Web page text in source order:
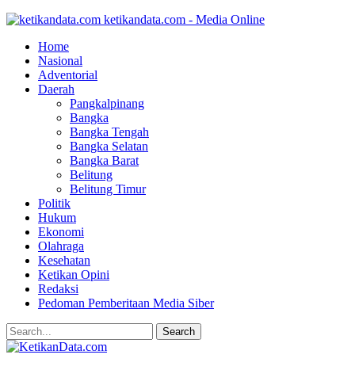
ketikandata.com - Media Online
Home
Nasional
Adventorial
Daerah
Pangkalpinang
Bangka
Bangka Tengah
Bangka Selatan
Bangka Barat
Belitung
Belitung Timur
Politik
Hukum
Ekonomi
Olahraga
Kesehatan
Ketikan Opini
Redaksi
Pedoman Pemberitaan Media Siber